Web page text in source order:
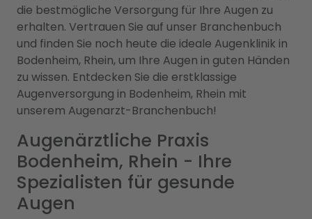
die bestmögliche Versorgung für Ihre Augen zu
erhalten. Vertrauen Sie auf unser Branchenbuch
und finden Sie noch heute die ideale Augenklinik in
Bodenheim, Rhein, um Ihre Augen in guten Händen
zu wissen. Entdecken Sie die erstklassige
Augenversorgung in Bodenheim, Rhein mit
unserem Augenarzt-Branchenbuch!
Augenärztliche Praxis
Bodenheim, Rhein - Ihre
Spezialisten für gesunde
Augen